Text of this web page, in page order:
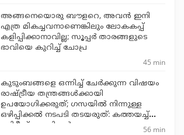
അങ്ങനെയൊരു ബൗളറെ, അവന്‍ ഇനി
എത്ര മികച്ചവനാണെങ്കിലും ലോകകപ്പ്
കളിപ്പിക്കാനാവില്ല; സൂപ്പര്‍ താരങ്ങളുടെ
ഭാവിയെ കുറിച്ച് ചോപ്ര
45 min
കുടുംബങ്ങളെ ഒന്നിച്ച് ചേര്‍ക്കുന്ന വിഷയം
രാഷ്ട്രീയ തന്ത്രങ്ങള്‍ക്കായി
ഉപയോഗിക്കരുത്; ഗസയില്‍ നിന്നുള്ള
ഒഴിപ്പിക്കല്‍ നടപടി തടയരുത്: കത്തയച്ച്
ബ്രിട്ടീഷ് എം.പിമാര്‍
56 min